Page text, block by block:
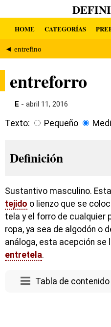
HOME CATEGORÍAS
◄ entrefino
entreforro
E - abril 11, 2016
Texto: Pequeño
Definición
Sustantivo masculino.
tejido o lienzo que se
tela y el forro de cualquier
ropa, ya sea de algodón o
análoga, esta acepción
entretela.
Tabla de contenido